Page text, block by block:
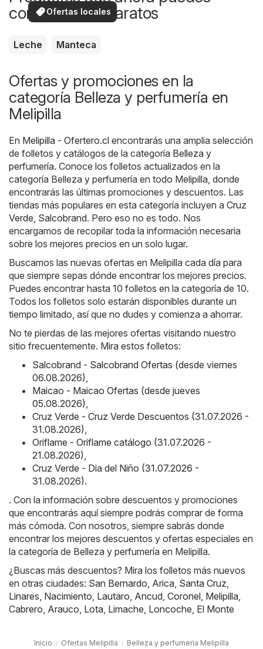
Ofertas locales
comprar más baratos
Leche Manteca
Ofertas y promociones en la
categoría Belleza y perfumería en
Melipilla
En Melipilla - Ofertero.cl encontrarás una amplia selección
de folletos y catálogos de la categoría Belleza y
perfumería. Conoce los folletos actualizados en la
categoría Belleza y perfumería en todo Melipilla, donde
encontrarás las últimas promociones y descuentos. Las
tiendas más populares en esta categoría incluyen a Cruz
Verde Salcobrand. Pero eso no es todo. Nos
encargamos de recopilar toda la información necesaria
sobre los mejores precios en un solo lugar.
Buscamos las nuevas ofertas en Melipilla cada día para
que siempre sepas dónde encontrar los mejores precios.
Puedes encontrar hasta 10 folletos en la categoría de 10.
Todos los folletos solo estarán disponibles durante un
tiempo limitado, así que no dudes y comienza a ahorrar.
No te pierdas de las mejores ofertas visitando nuestro
sitio frecuentemente. Mira estos folletos:
Salcobrand - Salcobrand Ofertas (desde viernes
06.08.2026)
Maicao - Maicao Ofertas (desde jueves
05.08.2026)
Cruz Verde - Cruz Verde Descuentos (31.07.2026 -
31.08.2026)
Oriflame - Oriflame catálogo (31.07.2026 -
21.08.2026)
Cruz Verde - Dia del Niño (31.07.2026 -
31.08.2026).
. Con la información sobre descuentos y promociones
que encontrarás aquí siempre podrás comprar de forma
más cómoda. Con nosotros, siempre sabrás donde
encontrar los mejores descuentos y ofertas especiales en
la categoría de Belleza y perfumería en Melipilla.
¿Buscas más descuentos? Mira los folletos más nuevos
en otras ciudades: San Bernardo Arica Santa Cruz
Linares Nacimiento Lautaro Ancud Coronel Melipilla
Cabrero Arauco Lota Limache Loncoche El Monte
Inicio Ofertas Melipilla Belleza y perfumería Melipilla